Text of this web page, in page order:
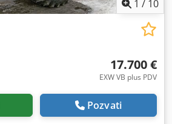
1 / 10
17.700 €
EXW VB plus PDV
Pozvati